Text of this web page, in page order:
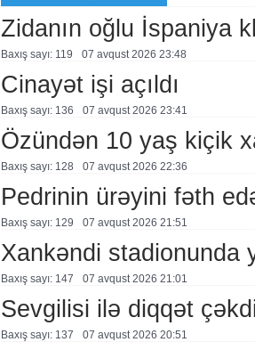
Zidanın oğlu İspaniya
Baxış sayı: 119 07 avqust 2026 23:48
Cinayət işi açıldı
Baxış sayı: 136 07 avqust 2026 23:41
Özündən 10 yaş kiçik
Baxış sayı: 128 07 avqust 2026 22:36
Pedrinin ürəyini fəth
Baxış sayı: 129 07 avqust 2026 21:51
Xankəndi stadionunda
Baxış sayı: 147 07 avqust 2026 21:01
Sevgilisi ilə diqqət
Baxış sayı: 137 07 avqust 2026 20:51